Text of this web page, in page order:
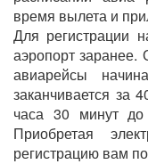
время вылета и
Для регистрации
аэропорт заранее.
авиарейсы
заканчивается за
часа 30 минут
Приобретая
регистрацию вам